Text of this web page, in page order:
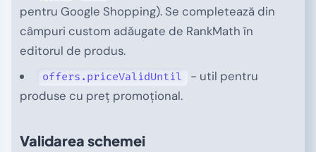
pentru Google Shopping). Se completează din
câmpuri custom adăugate de RankMath în
editorul de produs.
offers.priceValidUntil
- util pentru
produse cu preț promoțional.
Validarea schemei